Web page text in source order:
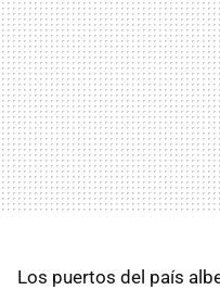
Los puertos del país